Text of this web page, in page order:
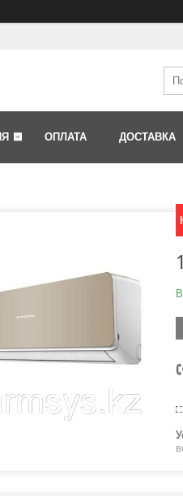
ОПЛАТА ДОСТАВКА